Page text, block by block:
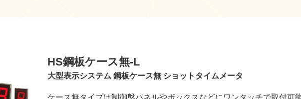
HS鋼板ケース無-L
大型表示システム 鋼板ケース無 ショットタイムメータ
ケース無タイプは制御盤パネルやボックスなどにワンタッチで取付可